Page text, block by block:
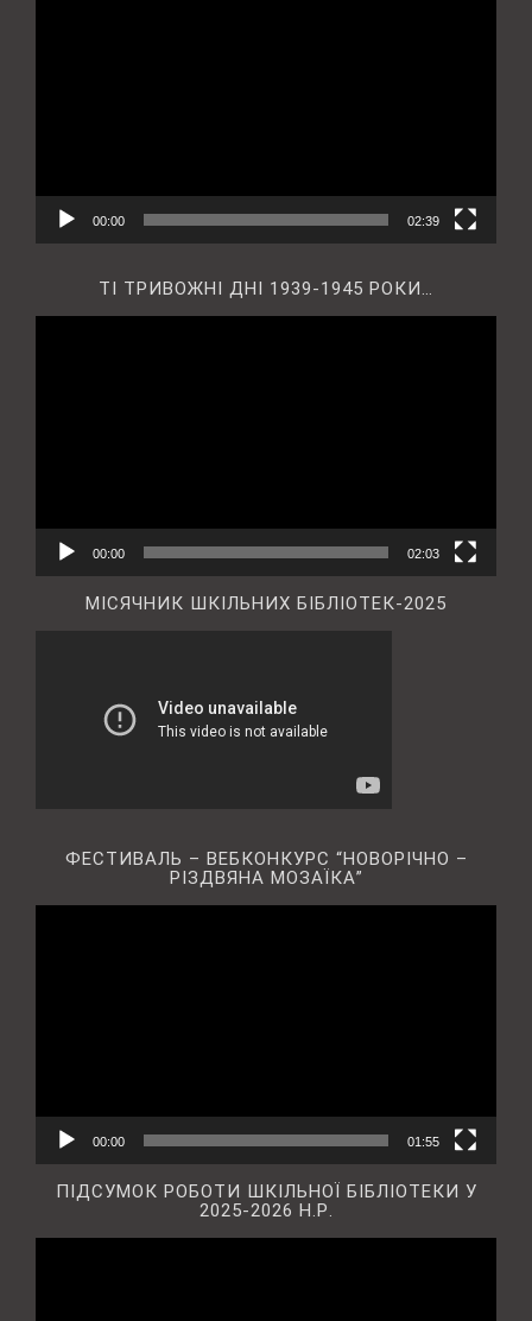
00:00 02:39
ТІ ТРИВОЖНІ ДНІ 1939-1945 РОКИ…
00:00 02:03
МІСЯЧНИК ШКІЛЬНИХ БІБЛІОТЕК-2025
ФЕСТИВАЛЬ – ВЕБКОНКУРС “НОВОРІЧНО –
РІЗДВЯНА МОЗАЇКА”
00:00 01:55
ПІДСУМОК РОБОТИ ШКІЛЬНОЇ БІБЛІОТЕКИ У
2025-2026 Н.Р.